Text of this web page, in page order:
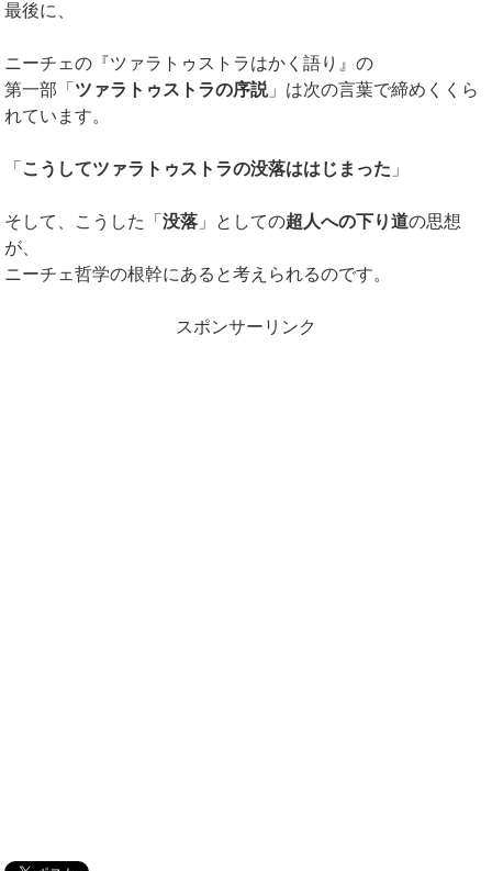
最後に、
ニーチェの『ツァラトゥストラはかく語り』の
第一部「 ツァラトゥストラの序説」は次の言葉で締めくくら
れています。
「 こうしてツァラトゥストラの没落ははじまった 」
そして、こうした「没落 」としての超人への下り道の思想
が、
ニーチェ哲学の根幹にあると考えられるのです。
スポンサーリンク